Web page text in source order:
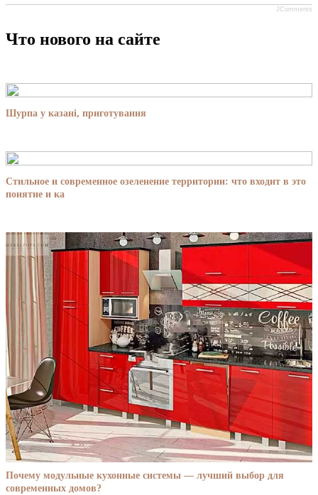
JComments
Что нового на сайте
Шурпа у казані, приготування
Стильное и современное озеленение территории: что входит в это
понятие и ка
Почему модульные кухонные системы — лучший выбор для
современных домов?